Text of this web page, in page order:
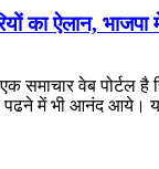
का ऐलान, भाजपा
वेब पोर्टल है
में भी आनंद आये।